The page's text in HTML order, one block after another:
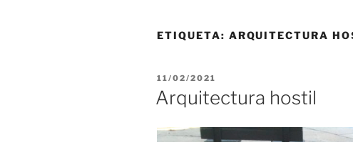
ETIQUETA: ARQUITECTURA
PUBLICADO
EL
11/02/2021
Arquitectura hostil